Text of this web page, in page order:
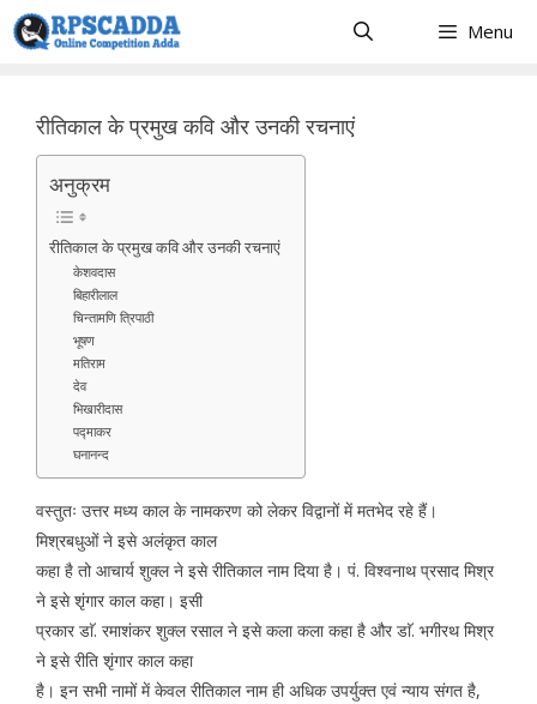
Skip
to
Menu
रीतिकाल के प्रमुख कवि और उनकी रचनाएं
अनुक्रम
रीतिकाल के प्रमुख कवि और उनकी रचनाएं
केशवदास
बिहारीलाल
चिन्तामणि त्रिपाठी
भूषण
मतिराम
देव
भिखारीदास
पद्माकर
घनानन्द
वस्तुतः उत्तर मध्य काल के नामकरण को लेकर विद्वानों में मतभेद रहे हैं।
मिश्रबधुओं ने इसे अलंकृत काल
कहा है तो आचार्य शुक्ल ने इसे रीतिकाल नाम दिया है। पं. विश्वनाथ प्रसाद मिश्र
ने इसे शृंगार काल कहा। इसी
प्रकार डाॅ. रमाशंकर शुक्ल रसाल ने इसे कला कला कहा है और डाॅ. भगीरथ मिश्र
ने इसे रीति शृंगार काल कहा
है। इन सभी नामों में केवल रीतिकाल नाम ही अधिक उपर्युक्त एवं न्याय संगत है,